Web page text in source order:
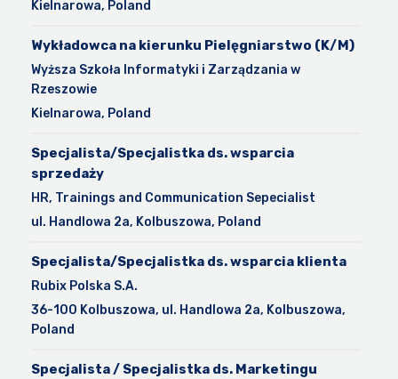
Kielnarowa, Poland
Wykładowca na kierunku Pielęgniarstwo (K/M)
Wyższa Szkoła Informatyki i Zarządzania w
Rzeszowie
Kielnarowa, Poland
Specjalista/Specjalistka ds. wsparcia
sprzedaży
HR, Trainings and Communication Sepecialist
ul. Handlowa 2a, Kolbuszowa, Poland
Specjalista/Specjalistka ds. wsparcia klienta
Rubix Polska S.A.
36-100 Kolbuszowa, ul. Handlowa 2a, Kolbuszowa,
Poland
Specjalista / Specjalistka ds. Marketingu